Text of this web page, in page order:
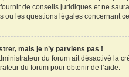
de conseils juridiques et ne
ou les questions légales concernant
mais je n’y parviens pas !
du forum ait désactivé la
du forum pour obtenir de l’aide.